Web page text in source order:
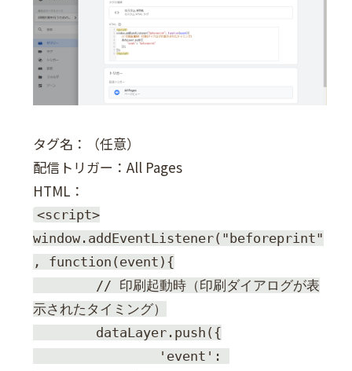
タグ名：（任意）
配信トリガー：All Pages
HTML：
<script>
window.addEventListener("beforeprint"
, function(event){
示されたタイミング）